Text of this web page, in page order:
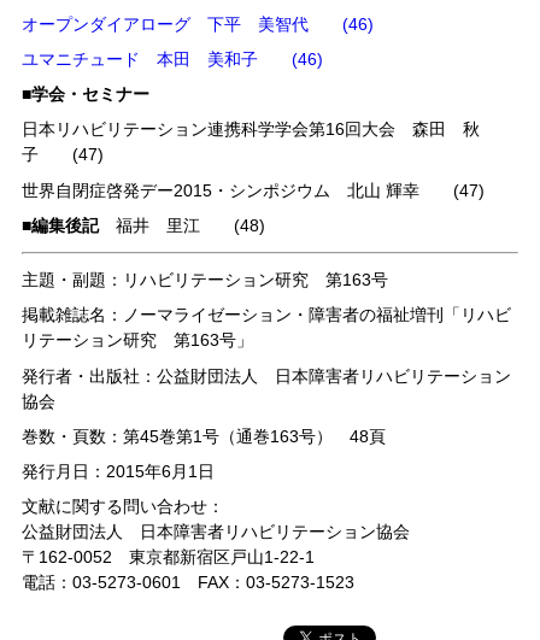
オープンダイアローグ 下平 美智代 (46)
ユマニチュード 本田 美和子 (46)
■学会・セミナー
日本リハビリテーション連携科学学会第16回大会 森田 秋
子 (47)
世界自閉症啓発デー2015・シンポジウム 北山 輝幸 (47)
■編集後記福井 里江 (48)
主題・副題：リハビリテーション研究 第163号
掲載雑誌名：ノーマライゼーション・障害者の福祉増刊「リハビ
リテーション研究 第163号」
発行者・出版社：公益財団法人 日本障害者リハビリテーション
協会
巻数・頁数：第45巻第1号（通巻163号） 48頁
発行月日：2015年6月1日
文献に関する問い合わせ：
公益財団法人 日本障害者リハビリテーション協会
〒162-0052 東京都新宿区戸山1-22-1
電話：03-5273-0601 FAX：03-5273-1523